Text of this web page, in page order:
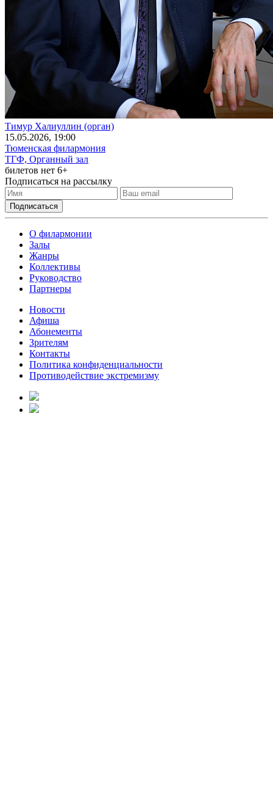
Тимур Халиуллин (орган)
15.05.2026, 19:00
Тюменская филармония
ТГФ, Органный зал
билетов нет 6+
Подписаться на рассылку
О филармонии
Залы
Жанры
Коллективы
Руководство
Партнеры
Новости
Афиша
Абонементы
Зрителям
Контакты
Политика конфиденциальности
Противодействие экстремизму